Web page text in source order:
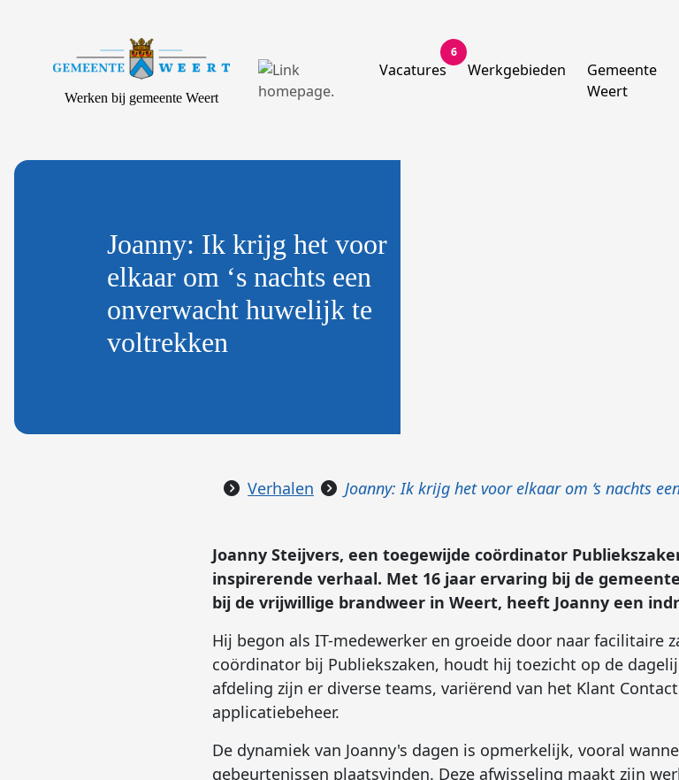
Werken bij gemeente Weert
Vacatures
6
Werkgebieden
Gemeente
Weert
Joanny: Ik krijg het voor
elkaar om ‘s nachts een
onverwacht huwelijk te
voltrekken
Verhalen Joanny: Ik krijg het voor elkaar om ‘s nachts
Joanny Steijvers, een toegewijde coördinator
inspirerende verhaal. Met 16 jaar ervaring bij de
bij de vrijwillige brandweer in Weert, heeft Joanny een
Hij begon als IT-medewerker en groeide door naar facilitaire
coördinator bij Publiekszaken, houdt hij toezicht op de
afdeling zijn er diverse teams, variërend van het Klant
applicatiebeheer.
De dynamiek van Joanny's dagen is opmerkelijk, vooral
gebeurtenissen plaatsvinden. Deze afwisseling maakt zijn